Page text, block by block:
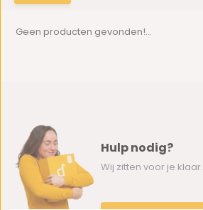
Geen producten gevonden!...
Hulp nodig?
Wij zitten voor je klaar.